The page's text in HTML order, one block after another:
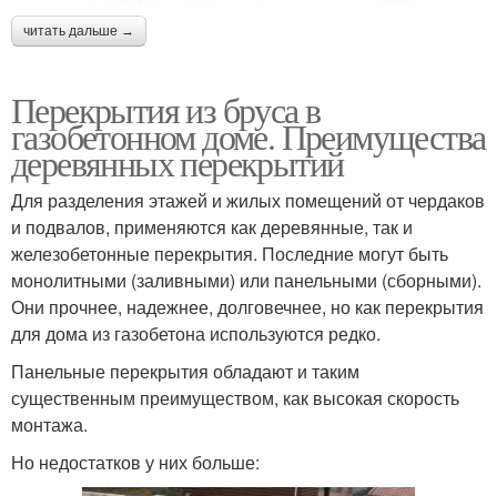
читать дальше →
Перекрытия из бруса в
газобетонном доме. Преимущества
деревянных перекрытий
Для разделения этажей и жилых помещений от чердаков
и подвалов, применяются как деревянные, так и
железобетонные перекрытия. Последние могут быть
монолитными (заливными) или панельными (сборными).
Они прочнее, надежнее, долговечнее, но как перекрытия
для дома из газобетона используются редко.
Панельные перекрытия обладают и таким
существенным преимуществом, как высокая скорость
монтажа.
Но недостатков у них больше: